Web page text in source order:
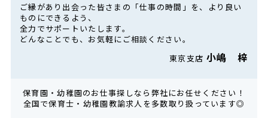
ご縁があり出会った皆さまの「仕事の時間」を、より良い
ものにできるよう、
全力でサポートいたします。
どんなことでも、お気軽にご相談ください。
東京支店 小嶋 梓
保育園・幼稚園のお仕事探しなら弊社にお任せください！
全国で保育士・幼稚園教諭求人を多数取り扱っています◎